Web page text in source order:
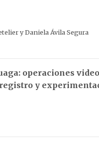
y Daniela Ávila Segura
operaciones
y